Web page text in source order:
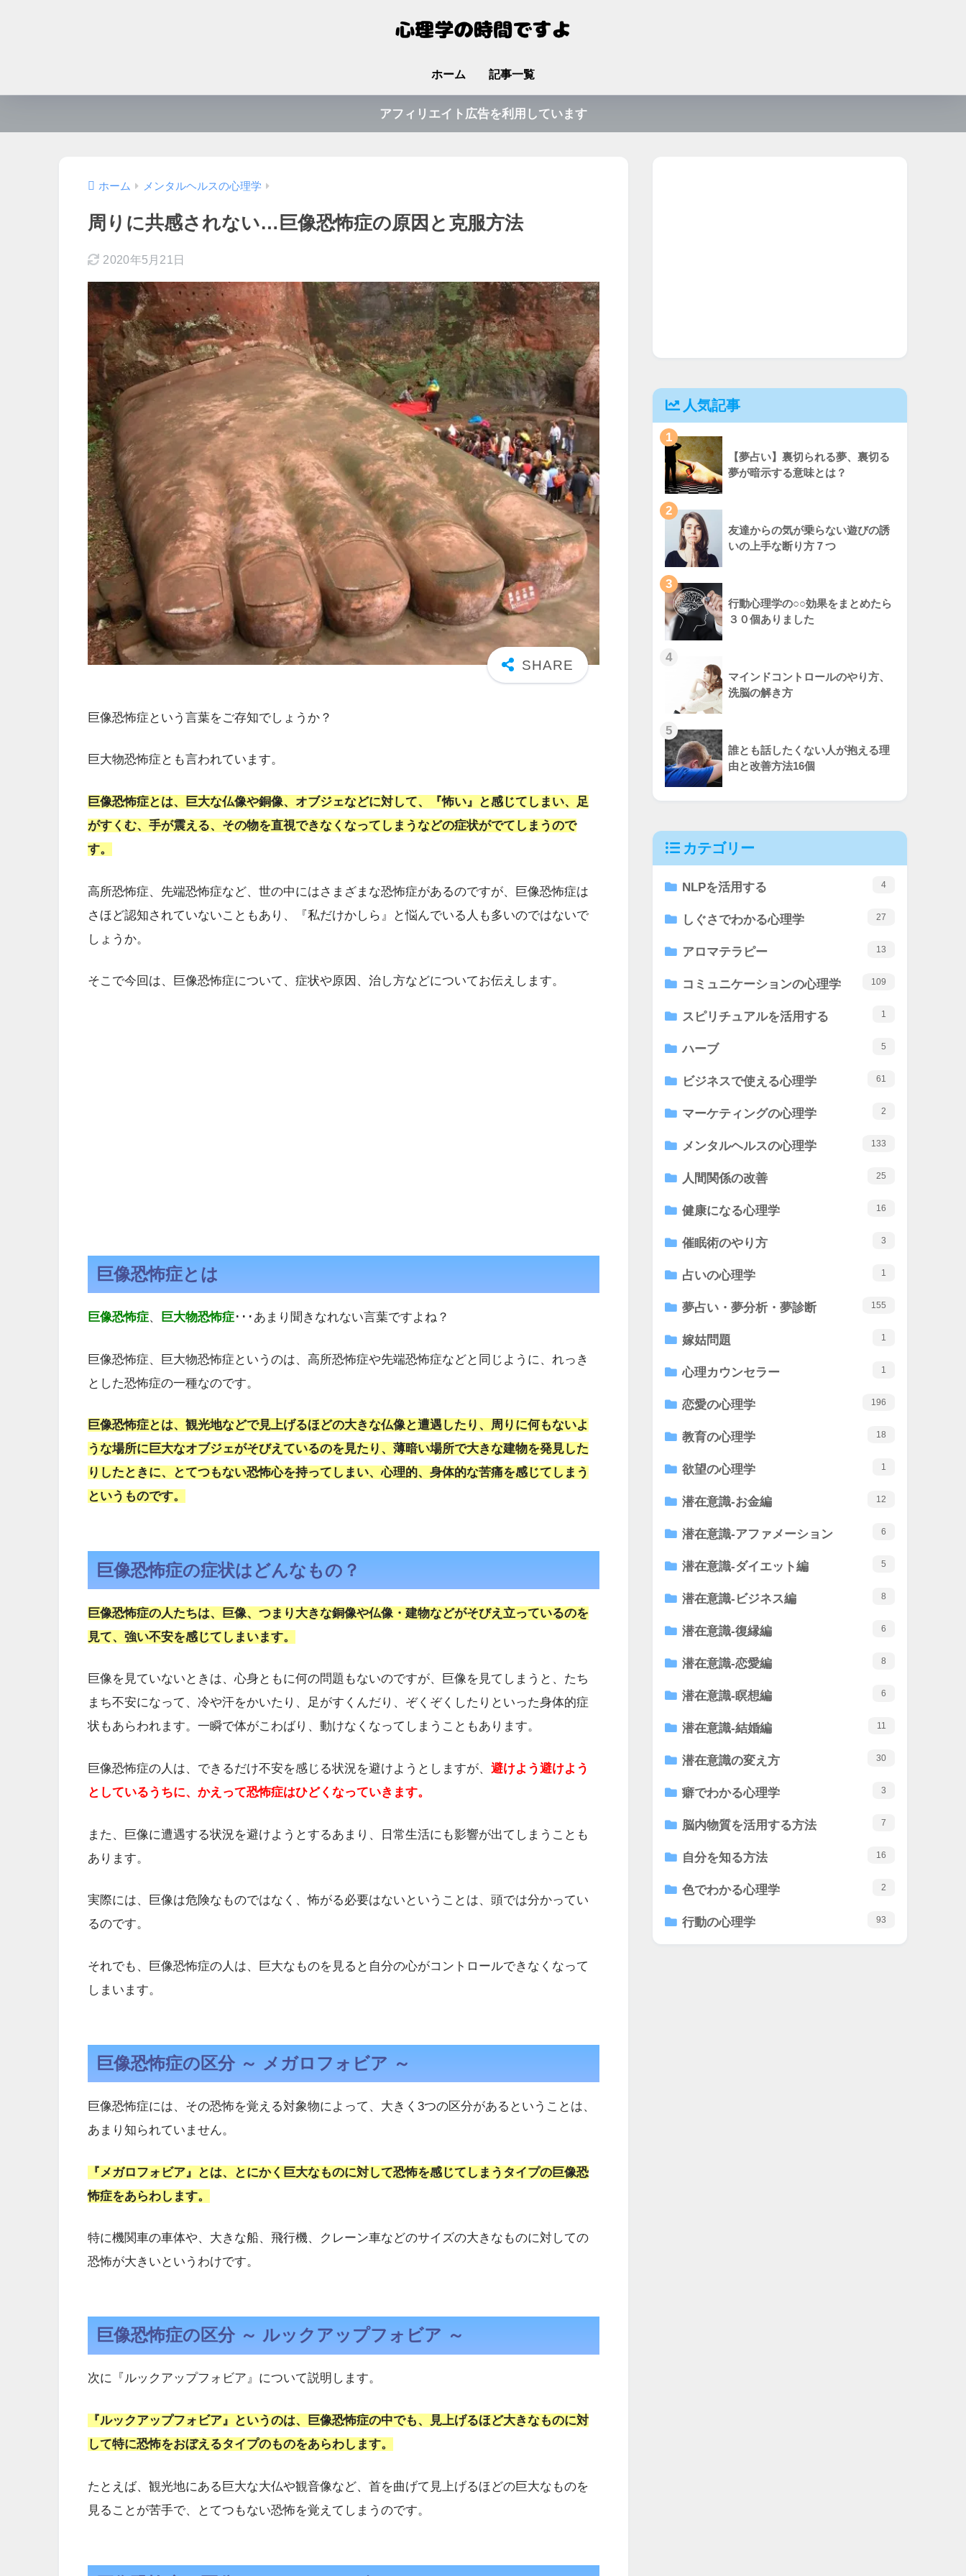
ホーム 記事一覧
アフィリエイト広告を利用しています
ホーム メンタルヘルスの心理学
周りに共感されない…巨像恐怖症の原因と克服方法
2020年5月21日
巨像恐怖症という言葉をご存知でしょうか？
巨大物恐怖症とも言われています。
巨像恐怖症とは、巨大な仏像や銅像、オブジェなどに対して、『怖い』と感じてしまい、足
がすくむ、手が震える、その物を直視できなくなってしまうなどの症状がでてしまうので
す。
高所恐怖症、先端恐怖症など、世の中にはさまざまな恐怖症があるのですが、巨像恐怖症は
さほど認知されていないこともあり、『私だけかしら』と悩んでいる人も多いのではないで
しょうか。
そこで今回は、巨像恐怖症について、症状や原因、治し方などについてお伝えします。
巨像恐怖症とは
巨像恐怖症、 巨大物恐怖症･･･あまり聞きなれない言葉ですよね？
巨像恐怖症、巨大物恐怖症というのは、高所恐怖症や先端恐怖症などと同じように、れっき
とした恐怖症の一種なのです。
巨像恐怖症とは、観光地などで見上げるほどの大きな仏像と遭遇したり、周りに何もないよ
うな場所に巨大なオブジェがそびえているのを見たり、薄暗い場所で大きな建物を発見した
りしたときに、とてつもない恐怖心を持ってしまい、心理的、身体的な苦痛を感じてしまう
というものです。
巨像恐怖症の症状はどんなもの？
巨像恐怖症の人たちは、巨像、つまり大きな銅像や仏像・建物などがそびえ立っているのを
見て、強い不安を感じてしまいます。
巨像を見ていないときは、心身ともに何の問題もないのですが、巨像を見てしまうと、たち
まち不安になって、冷や汗をかいたり、足がすくんだり、ぞくぞくしたりといった身体的症
状もあらわれます。一瞬で体がこわばり、動けなくなってしまうこともあります。
巨像恐怖症の人は、できるだけ不安を感じる状況を避けようとしますが、 避けよう避けよう
としているうちに、かえって恐怖症はひどくなっていきます。
また、巨像に遭遇する状況を避けようとするあまり、日常生活にも影響が出てしまうことも
あります。
実際には、巨像は危険なものではなく、怖がる必要はないということは、頭では分かってい
るのです。
それでも、巨像恐怖症の人は、巨大なものを見ると自分の心がコントロールできなくなって
しまいます。
巨像恐怖症の区分 ～ メガロフォビア ～
巨像恐怖症には、その恐怖を覚える対象物によって、大きく3つの区分があるということは、
あまり知られていません。
『メガロフォビア』とは、とにかく巨大なものに対して恐怖を感じてしまうタイプの巨像恐
怖症をあらわします。
特に機関車の車体や、大きな船、飛行機、クレーン車などのサイズの大きなものに対しての
恐怖が大きいというわけです。
巨像恐怖症の区分 ～ ルックアップフォビア ～
次に『ルックアップフォビア』について説明します。
『ルックアップフォビア』というのは、巨像恐怖症の中でも、見上げるほど大きなものに対
して特に恐怖をおぼえるタイプのものをあらわします。
たとえば、観光地にある巨大な大仏や観音像など、首を曲げて見上げるほどの巨大なものを
見ることが苦手で、とてつもない恐怖を覚えてしまうのです。
人気記事
1
【夢占い】裏切られる夢、裏切る
夢が暗示する意味とは？
2
友達からの気が乗らない遊びの誘
いの上手な断り方７つ
3
行動心理学の○○効果をまとめたら
３０個ありました
4
マインドコントロールのやり方、
洗脳の解き方
5
誰とも話したくない人が抱える理
由と改善方法16個
カテゴリー
NLPを活用する 4
しぐさでわかる心理学 27
アロマテラピー 13
コミュニケーションの心理学 109
スピリチュアルを活用する 1
ハーブ 5
ビジネスで使える心理学 61
マーケティングの心理学 2
メンタルヘルスの心理学 133
人間関係の改善 25
健康になる心理学 16
催眠術のやり方 3
占いの心理学 1
夢占い・夢分析・夢診断 155
嫁姑問題 1
心理カウンセラー 1
恋愛の心理学 196
教育の心理学 18
欲望の心理学 1
潜在意識-お金編 12
潜在意識-アファメーション 6
潜在意識-ダイエット編 5
潜在意識-ビジネス編 8
潜在意識-復縁編 6
潜在意識-恋愛編 8
潜在意識-瞑想編 6
潜在意識-結婚編 11
潜在意識の変え方 30
癖でわかる心理学 3
脳内物質を活用する方法 7
自分を知る方法 16
色でわかる心理学 2
行動の心理学 93